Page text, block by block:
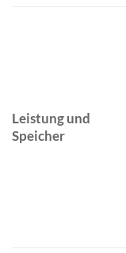
Leistung und
Speicher